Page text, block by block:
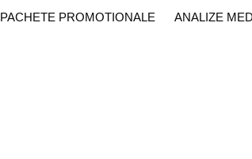
PACHETE PROMOTIONALE ANALIZE